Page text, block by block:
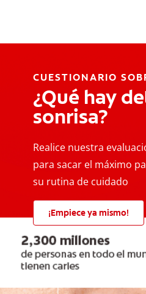
CUESTIONARIO
¿Qué hay
sonrisa?
Realice nuestra
para sacar el máximo
su rutina de cuidado
¡Empiece ya mismo!